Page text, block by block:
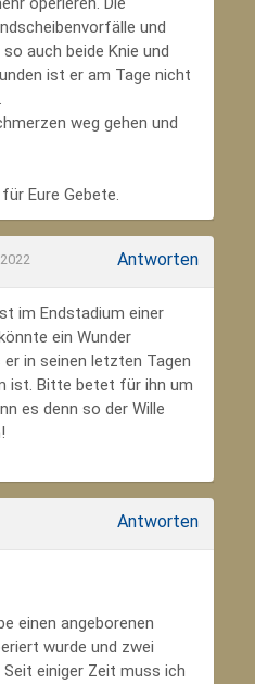
und
auch beide Knie und
ist er am Tage nicht
weg gehen und
Eure Gebete.
Antworten
im Endstadium einer
ein Wunder
in seinen letzten Tagen
ist. Bitte betet für ihn um
es denn so der Wille
Antworten
einen angeborenen
wurde und zwei
Seit einiger Zeit muss ich